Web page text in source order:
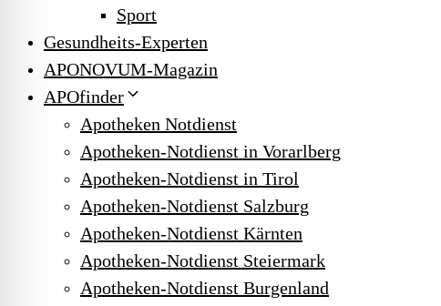
Sport
Gesundheits-Experten
APONOVUM-Magazin
APOfinder
Apotheken Notdienst
Apotheken-Notdienst in Vorarlberg
Apotheken-Notdienst in Tirol
Apotheken-Notdienst Salzburg
Apotheken-Notdienst Kärnten
Apotheken-Notdienst Steiermark
Apotheken-Notdienst Burgenland